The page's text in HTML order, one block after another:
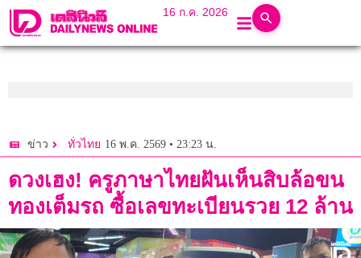
16 ก.ค. 2026
ข่าว ทั่วไทย 16 พ.ค. 2569 • 23:23 น.
ดวงเฮง! ครูภาษาไทยฝันเห็นสิบล้อขน
ทองเต็มรถ ซื้อเลขทะเบียนรวย 12 ล้าน